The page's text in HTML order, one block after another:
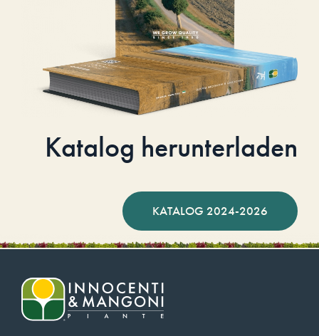
Katalog herunterladen
KATALOG 2024-2026